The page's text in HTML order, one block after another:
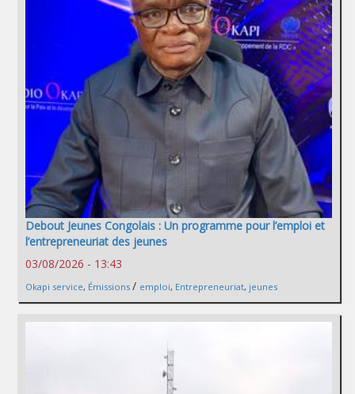
Debout Jeunes Congolais : Un programme pour l’emploi et
l’entrepreneuriat des jeunes
03/08/2026 - 13:43
Okapi service, Émissions / emploi, Entrepreneuriat, jeunes